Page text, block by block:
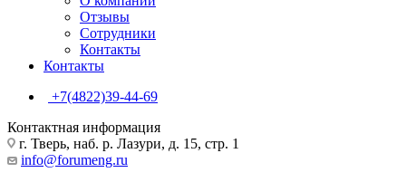
Отзывы
Сотрудники
Контакты
Контакты
+7(4822)39-44-69
Контактная информация
г. Тверь, наб. р. Лазури, д. 15, стр. 1
info@forumeng.ru